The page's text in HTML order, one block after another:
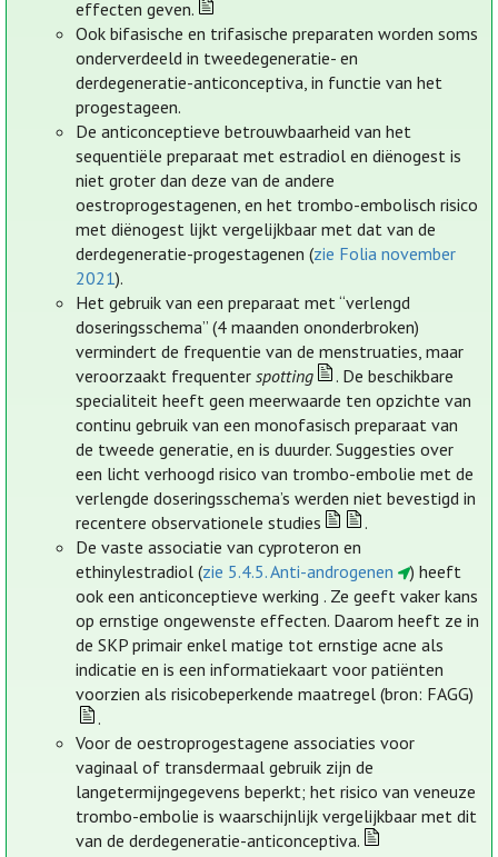
effecten geven.
Ook bifasische en trifasische preparaten worden soms
onderverdeeld in tweedegeneratie- en
derdegeneratie-anticonceptiva, in functie van het
progestageen.
De anticonceptieve betrouwbaarheid van het
sequentiële preparaat met estradiol en diënogest is
niet groter dan deze van de andere
oestroprogestagenen, en het trombo-embolisch risico
met diënogest lijkt vergelijkbaar met dat van de
derdegeneratie-progestagenen (zie Folia november
2021).
Het gebruik van een preparaat met “verlengd
doseringsschema” (4 maanden ononderbroken)
vermindert de frequentie van de menstruaties, maar
veroorzaakt frequenterspotting
. De beschikbare
specialiteit heeft geen meerwaarde ten opzichte van
continu gebruik van een monofasisch preparaat van
de tweede generatie, en is duurder. Suggesties over
een licht verhoogd risico van trombo-embolie met de
verlengde doseringsschema’s werden niet bevestigd in
recentere observationele studies
.
De vaste associatie van cyproteron en
ethinylestradiol (zie 5.4.5. Anti-androgenen
) heeft
ook een anticonceptieve werking . Ze geeft vaker kans
op ernstige ongewenste effecten. Daarom heeft ze in
de SKP primair enkel matige tot ernstige acne als
indicatie en is een informatiekaart voor patiënten
voorzien als risicobeperkende maatregel (bron: FAGG)
.
Voor de oestroprogestagene associaties voor
vaginaal of transdermaal gebruik zijn de
langetermijngegevens beperkt; het risico van veneuze
trombo-embolie is waarschijnlijk vergelijkbaar met dit
van de derdegeneratie-anticonceptiva.